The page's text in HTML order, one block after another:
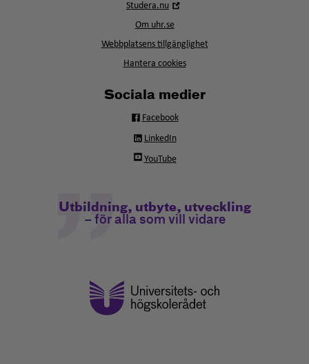
Studera.nu
fönster
Om uhr.se
Webbplatsens tillgänglighet
Hantera cookies
Sociala medier
Facebook
LinkedIn
YouTube
Utbildning, utbyte, utveckling
– för alla som vill vidare